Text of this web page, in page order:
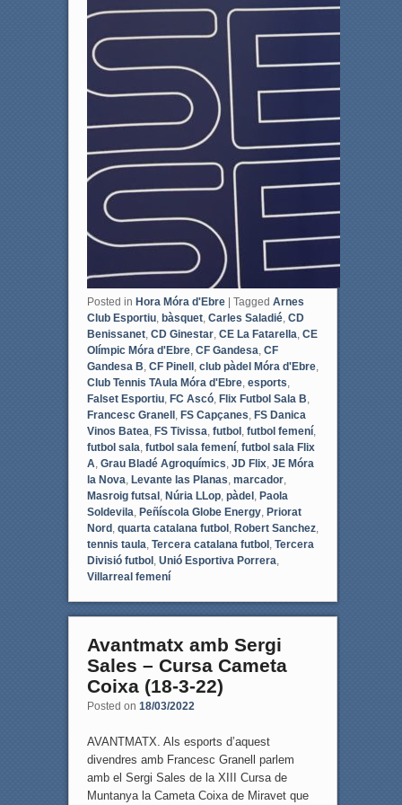
Posted in Hora Móra d'Ebre Tagged Arnes
Club Esportiu, bàsquet, Carles Saladié, CD
Benissanet, CD Ginestar, CE La Fatarella, CE
Olímpic Móra d'Ebre, CF Gandesa, CF
Gandesa B, CF Pinell , club pàdel Móra d'Ebre,
Club Tennis TAula Móra d'Ebre, esports,
Falset Esportiu, FC Ascó, Flix Futbol Sala B,
Francesc Granell , FS Capçanes, FS Danica
Vinos Batea, FS Tivissa, futbol , futbol femení,
futbol sala, futbol sala femení, futbol sala Flix
A, Grau Bladé Agroquímics, JD Flix, JE Móra
la Nova, Levante las Planas, marcador,
Masroig futsal , Núria LLop, pàdel , Paola
Soldevila, Peñíscola Globe Energy, Priorat
Nord , quarta catalana futbol , Robert Sanchez,
tennis taula, Tercera catalana futbol , Tercera
Divisió futbol , Unió Esportiva Porrera,
Villarreal femení
Avantmatx amb Sergi
Sales – Cursa Cameta
Coixa (18-3-22)
Posted on 18/03/2022
AVANTMATX. Als esports d’aquest
divendres amb Francesc Granell parlem
amb el Sergi Sales de la XIII Cursa de
Muntanya la Cameta Coixa de Miravet que